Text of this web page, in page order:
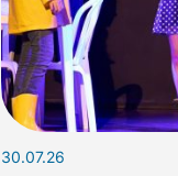
30.07.26